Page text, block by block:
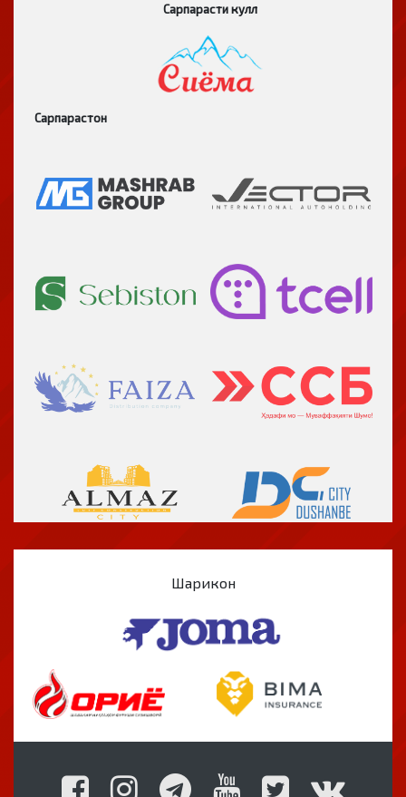
Сарпарасти кулл
Сарпарастон
Шарикон